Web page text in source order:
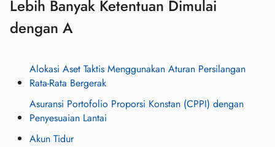
Lebih Banyak Ketentuan Dimulai
dengan A
Alokasi Aset Taktis Menggunakan Aturan Persilangan
Rata‑Rata Bergerak
Asuransi Portofolio Proporsi Konstan (CPPI) dengan
Penyesuaian Lantai
Akun Tidur